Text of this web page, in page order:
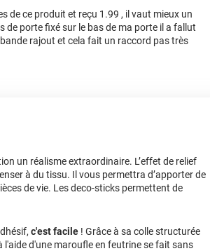
de ce produit et reçu 1.99 , il vaut mieux un
de porte fixé sur le bas de ma porte il a fallut
rajout et cela fait un raccord pas très
un réalisme extraordinaire. L’effet de relief
à du tissu. Il vous permettra d’apporter de
de vie. Les deco-sticks permettent de
c'est facile ! Grâce à sa colle structurée
l'aide d'une maroufle en feutrine se fait sans